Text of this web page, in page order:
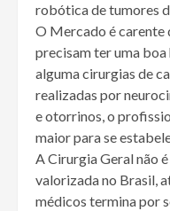
robótica de tumores
O Mercado é carente
precisam ter uma
alguma cirurgias de
realizadas por
e otorrinos, o
maior para se
A Cirurgia Geral não
valorizada no Brasil,
médicos termina por